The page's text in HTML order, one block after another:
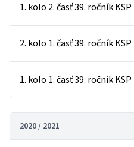
1. kolo 2. časť 39. ročník KSP
2. kolo 1. časť 39. ročník KSP
1. kolo 1. časť 39. ročník KSP
2020 / 2021